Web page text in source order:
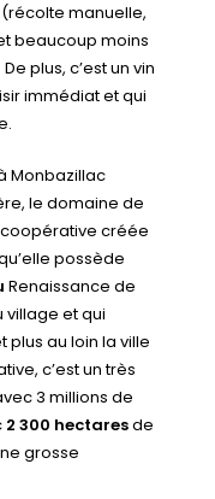
manuelle,
beaucoup moins
plus, c’est un vin
immédiat et qui
Monbazillac
le domaine de
coopérative créée
possède
Renaissance de
village et qui
au loin la ville
c’est un très
3 millions de
2 300 hectaresde
grosse